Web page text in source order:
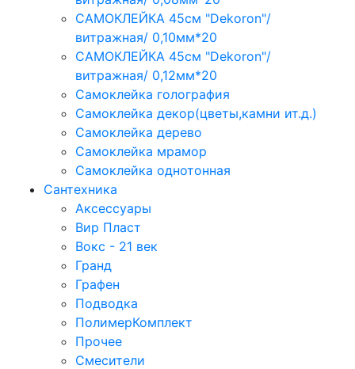
САМОКЛЕЙКА 45см "Dekoron"/
витражная/ 0,10мм*20
САМОКЛЕЙКА 45см "Dekoron"/
витражная/ 0,12мм*20
Самоклейка голография
Самоклейка декор(цветы,камни ит.д.)
Самоклейка дерево
Самоклейка мрамор
Самоклейка однотонная
Сантехника
Аксессуары
Вир Пласт
Вокс - 21 век
Гранд
Графен
Подводка
ПолимерКомплект
Прочее
Смесители